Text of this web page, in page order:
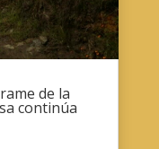
de la
continúa